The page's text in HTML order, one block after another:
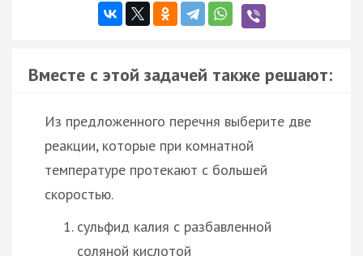
Вместе с этой задачей также решают:
Из предложенного перечня выберите две
реакции, которые при комнатной
температуре протекают с большей
скоростью.
сульфид калия с разбавленной
соляной кислотой